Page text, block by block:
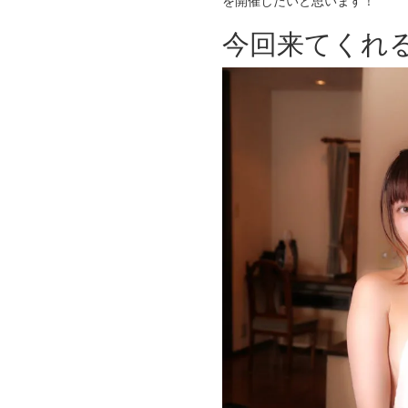
今回来てくれ